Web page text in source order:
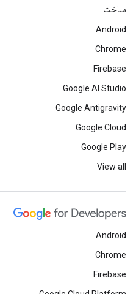
ساخت
Android
Chrome
Firebase
Google AI Studio
Google Antigravity
Google Cloud
Google Play
View all
Android
Chrome
Firebase